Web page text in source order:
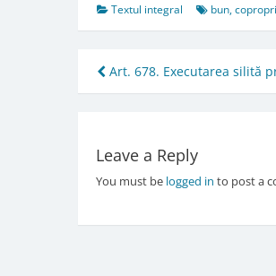
Textul integral bun,
Post
navigation
Art. 678. Executarea silită
Leave a Reply
You must be logged in to post a